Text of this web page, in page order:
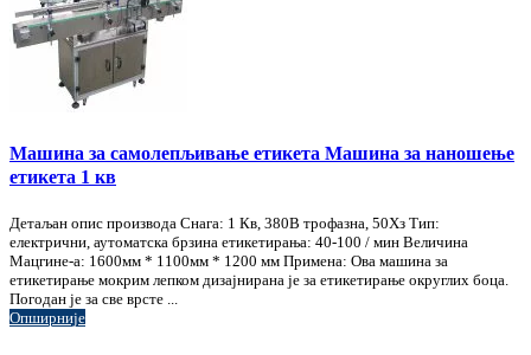
Машина за самолепљивање етикета Машина за наношење
етикета 1 кв
Детаљан опис производа Снага: 1 Кв, 380В трофазна, 50Хз Тип:
електрични, аутоматска брзина етикетирања: 40-100 / мин Величина
Мацгине-а: 1600мм * 1100мм * 1200 мм Примена: Ова машина за
етикетирање мокрим лепком дизајнирана је за етикетирање округлих боца.
Погодан је за све врсте ...
Опширније